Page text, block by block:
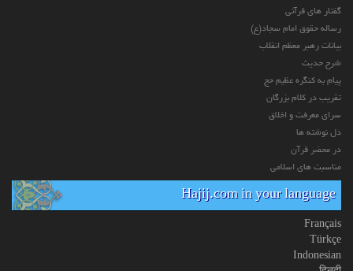
گفتار های قرآنی
رساله حقوق امام سجاد(ع)
بیانات رهبر معظم انقلاب
شرح حدیث
پیام به کنگره عظیم حج
تقریب در کلام بزرگان
سرای معرفت و اخلاق
دل نوشته ها
در محضر قرآن
مناسبت های اسلامی
Hajij.com in your language
Français
Türkçe
Indonesian